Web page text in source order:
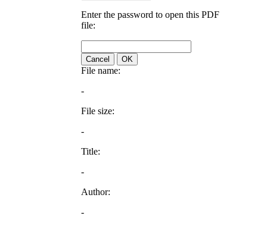
Enter the password to open this PDF
file:
Cancel OK
File name:
-
File size:
-
Title:
-
Author:
-